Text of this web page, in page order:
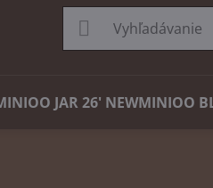
JAR 26' NEWMINIOO